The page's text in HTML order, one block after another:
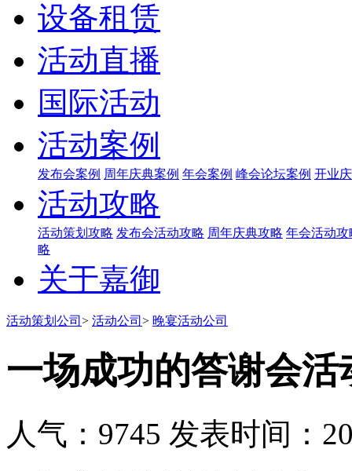
设备租赁
活动直播
国际活动
活动案例
发布会案例 周年庆典案例 年会案例 峰会论坛案例 开业
活动攻略
活动策划攻略 发布会活动攻略 周年庆典攻略 年会活动攻
略
关于嘉御
活动策划公司 > 活动公司 > 晚宴活动公司
一场成功的答谢会
人气：9745 发表时间：